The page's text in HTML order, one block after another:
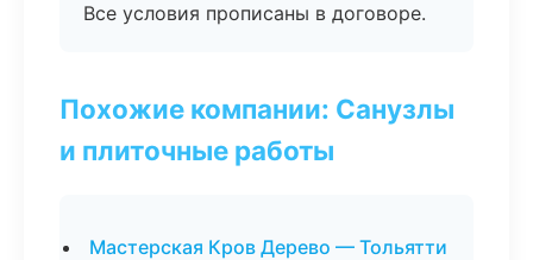
Все условия прописаны в договоре.
Похожие компании: Санузлы
и плиточные работы
Мастерская Кров Дерево — Тольятти